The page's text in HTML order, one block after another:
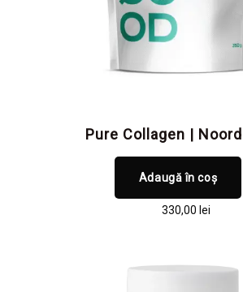
Pure Collagen |
Adaugă în coș
330,00 lei